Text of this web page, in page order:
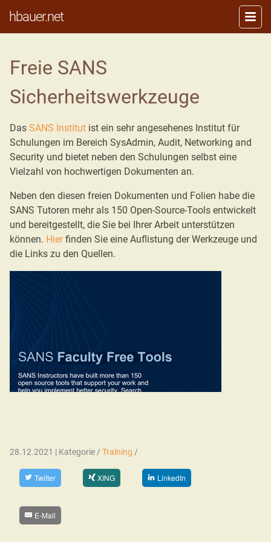
hbauer.net
Freie SANS
Sicherheitswerkzeuge
Das SANS Institut ist ein sehr angesehenes Institut für
Schulungen im Bereich SysAdmin, Audit, Networking and
Security und bietet neben den Schulungen selbst eine
Vielzahl von hochwertigen Dokumenten an.
Neben den diesen freien Dokumenten und Folien habe die
SANS Tutoren mehr als 150 Open-Source-Tools entwickelt
und bereitgestellt, die Sie bei Ihrer Arbeit unterstützen
können. Hierfinden Sie eine Auflistung der Werkzeuge und
die Links zu den Quellen.
28.12.2021 | Kategorie / Training /
Twitter XING LinkedIn
E-Mail